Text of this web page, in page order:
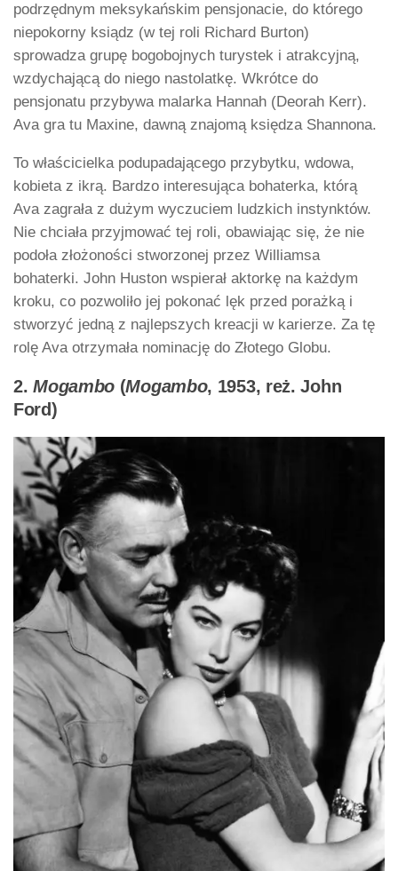
podrzędnym meksykańskim pensjonacie, do którego
niepokorny ksiądz (w tej roli Richard Burton)
sprowadza grupę bogobojnych turystek i atrakcyjną,
wzdychającą do niego nastolatkę. Wkrótce do
pensjonatu przybywa malarka Hannah (Deorah Kerr).
Ava gra tu Maxine, dawną znajomą księdza Shannona.
To właścicielka podupadającego przybytku, wdowa,
kobieta z ikrą. Bardzo interesująca bohaterka, którą
Ava zagrała z dużym wyczuciem ludzkich instynktów.
Nie chciała przyjmować tej roli, obawiając się, że nie
podoła złożoności stworzonej przez Williamsa
bohaterki. John Huston wspierał aktorkę na każdym
kroku, co pozwoliło jej pokonać lęk przed porażką i
stworzyć jedną z najlepszych kreacji w karierze. Za tę
rolę Ava otrzymała nominację do Złotego Globu.
2.Mogambo (Mogambo, 1953, reż. John
Ford)